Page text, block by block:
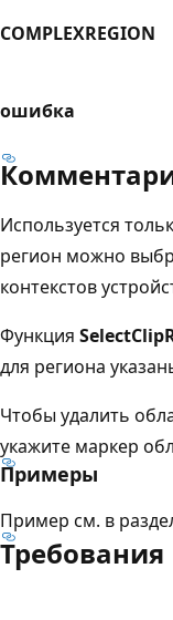
COMPLEXREGION
ошибка
Используется
регион можно
контекстов
Функция
для региона
Чтобы удалить
укажите маркер
Примеры
Пример см. в
Требования